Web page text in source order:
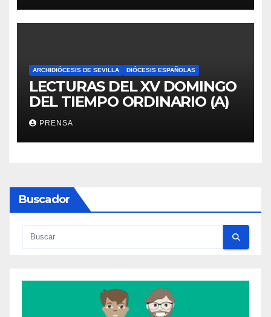
ARCHIDIÓCESIS DE SEVILLA DIÓCESIS ESPAÑOLAS
LECTURAS DEL XV DOMINGO
DEL TIEMPO ORDINARIO (A)
PRENSA
Buscador